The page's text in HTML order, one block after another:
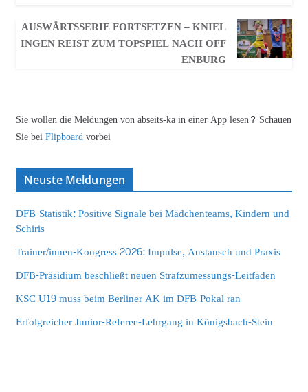
AUSWÄRTSSERIE FORTSETZEN – KNIEL
INGEN REIST ZUM TOPSPIEL NACH OFF
ENBURG
Sie wollen die Meldungen von abseits-ka in einer App lesen? Schauen
Sie beiFlipboardvorbei
Neuste Meldungen
DFB-Statistik: Positive Signale bei Mädchenteams, Kindern und
Schiris
Trainer/innen-Kongress 2026: Impulse, Austausch und Praxis
DFB-Präsidium beschließt neuen Strafzumessungs-Leitfaden
KSC U19 muss beim Berliner AK im DFB-Pokal ran
Erfolgreicher Junior-Referee-Lehrgang in Königsbach-Stein